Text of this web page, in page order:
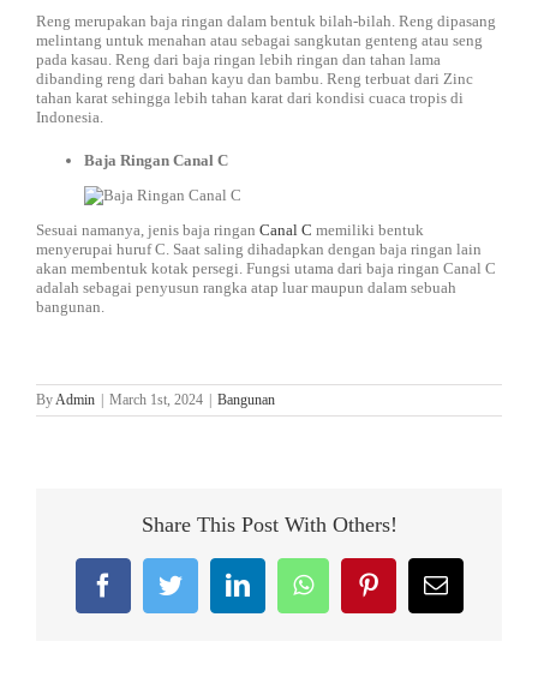
Reng merupakan baja ringan dalam bentuk bilah-bilah. Reng dipasang
melintang untuk menahan atau sebagai sangkutan genteng atau seng
pada kasau. Reng dari baja ringan lebih ringan dan tahan lama
dibanding reng dari bahan kayu dan bambu. Reng terbuat dari Zinc
tahan karat sehingga lebih tahan karat dari kondisi cuaca tropis di
Indonesia.
Baja Ringan Canal C
Sesuai namanya, jenis baja ringan Canal C memiliki bentuk
menyerupai huruf C. Saat saling dihadapkan dengan baja ringan lain
akan membentuk kotak persegi. Fungsi utama dari baja ringan Canal C
adalah sebagai penyusun rangka atap luar maupun dalam sebuah
bangunan.
ByAdmin March 1st, 2024 Bangunan
Share This Post With Others!
FacebookTwitterLinkedInWhatsAppPinterestEmail